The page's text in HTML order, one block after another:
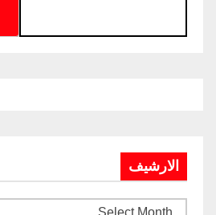
الارشيف